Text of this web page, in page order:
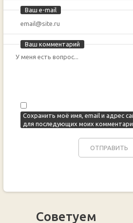
Ваш e-mail
Ваш комментарий
Сохранить моё имя, email и адрес
для последующих моих
Советуем